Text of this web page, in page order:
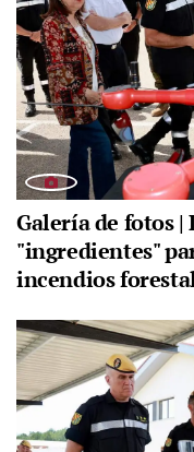
Galería de fotos |
"ingredientes"
incendios